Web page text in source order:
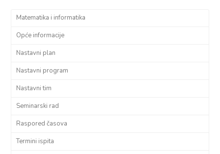
Matematika i informatika
Opće informacije
Nastavni plan
Nastavni program
Nastavni tim
Seminarski rad
Raspored časova
Termini ispita